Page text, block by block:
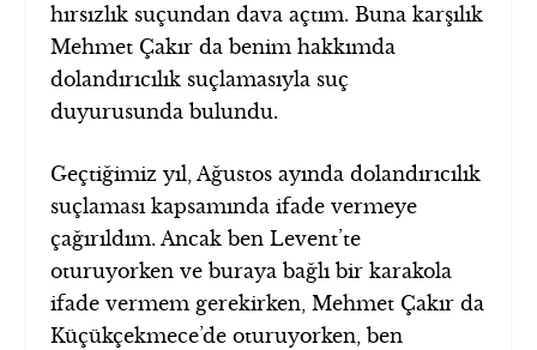
hırsızlık suçundan dava açtım. Buna karşılık
Mehmet Çakır da benim hakkımda
dolandırıcılık suçlamasıyla suç
duyurusunda bulundu.
Geçtiğimiz yıl, Ağustos ayında dolandırıcılık
suçlaması kapsamında ifade vermeye
çağırıldım. Ancak ben Levent’te
oturuyorken ve buraya bağlı bir karakola
ifade vermem gerekirken, Mehmet Çakır da
Küçükçekmece’de oturuyorken, ben